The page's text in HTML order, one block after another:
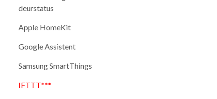
deurstatus
Apple HomeKit
Google Assistent
Samsung SmartThings
IFTTT***